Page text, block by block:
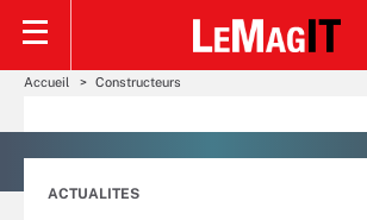
Accueil Constructeurs
ACTUALITES